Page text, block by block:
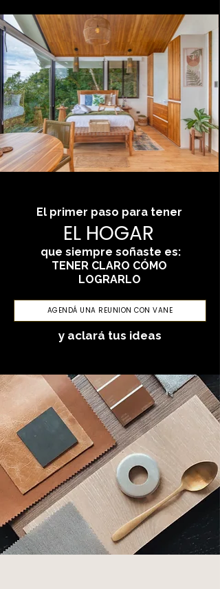
El primer paso para tener
que siempre soñaste es:
TENER CLARO CÓMO
LOGRARLO
EL HOGAR
AGENDÁ UNA REUNION CON VANE
y aclará tus ideas